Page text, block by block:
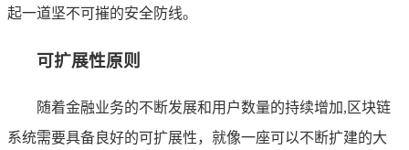
起一道坚不可摧的安全防线。
可扩展性原则
随着金融业务的不断发展和用户数量的持续增加,区块链
系统需要具备良好的可扩展性，就像一座可以不断扩建的大